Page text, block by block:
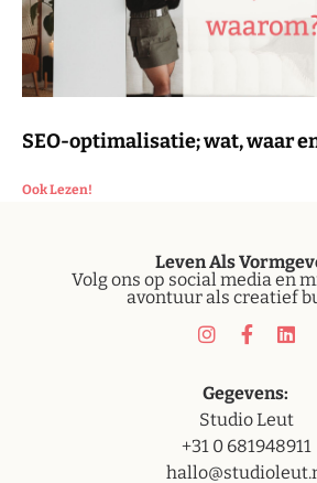
SEO-optimalisatie; wat, waar
Ook Lezen!
LevenAls
Volg ons op social media en
avontuur als creatief
Gegevens:
Studio Leut
+31 0 681948911